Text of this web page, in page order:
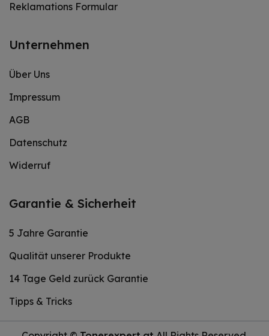
Reklamations Formular
Unternehmen
Über Uns
Impressum
AGB
Datenschutz
Widerruf
Garantie & Sicherheit
5 Jahre Garantie
Qualität unserer Produkte
14 Tage Geld zurück Garantie
Tipps & Tricks